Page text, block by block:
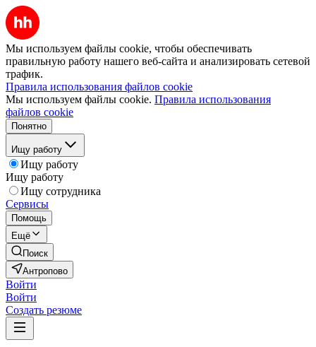
Мы используем файлы cookie, чтобы обеспечивать
правильную работу нашего веб-сайта и анализировать сетевой
трафик.
Правила использования файлов cookie
Мы используем файлы cookie. Правила использования
файлов cookie
Понятно
Ищу работу
Ищу работу
Ищу работу
Ищу сотрудника
Сервисы
Помощь
Ещё
Поиск
Антропово
Войти
Войти
Создать резюме